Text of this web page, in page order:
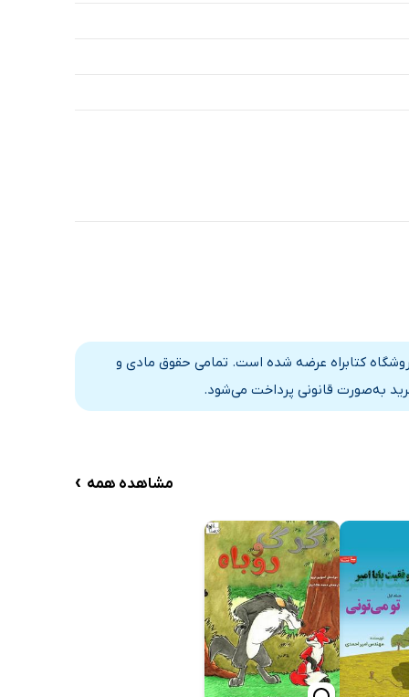
کتابراه عرضه شده است. تمامی حقوق مادی و
به‌صورت قانونی پرداخت می‌شود.
مشاهده همه ›